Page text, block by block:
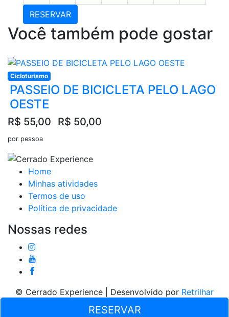
RESERVAR
RESERVAR
Você também pode gostar
Cicloturismo
PASSEIO DE BICICLETA PELO LAGO
OESTE
R$ 55,00 R$ 50,00
por pessoa
Home
Minhas atividades
Termos de uso
Política de privacidade
Nossas redes
© Cerrado Experience | Desenvolvido por Retrilhar
soluções para turismo de natureza